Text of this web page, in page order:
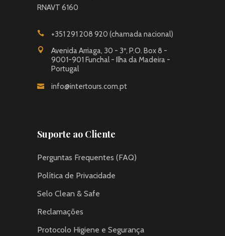
RNAVT 6160
+351 291 208 920 (chamada nacional)
Avenida Arriaga, 30 - 3º, P.O. Box 8 -
9001-901 Funchal - Ilha da Madeira -
Portugal
info@intertours.com.pt
Suporte ao Cliente
Perguntas Frequentes (FAQ)
Política de Privacidade
Selo Clean & Safe
Reclamações
Protocolo Higiene e Segurança